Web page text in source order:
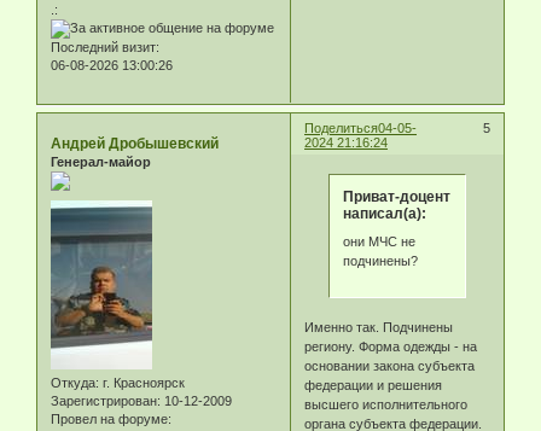
.:
Последний визит:
06-08-2026 13:00:26
Поделиться 5
04-05-
2024 21:16:24
Андрей Дробышевский
Генерал-майор
Откуда: г. Красноярск
Зарегистрирован: 10-12-2009
Провел на форуме:
Приват-доцент
написал(а):
они МЧС не
подчинены?
Именно так. Подчинены
региону. Форма одежды - на
основании закона субъекта
федерации и решения
высшего исполнительного
органа субъекта федерации.